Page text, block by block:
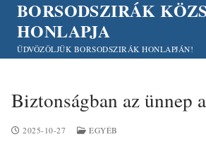
Ugrás
tartalomra
BORSODSZIRÁK
HONLAPJA
ÜDVÖZÖLJÜK BORSODSZIRÁK HONLAPJÁN!
Biztonságban az ünnep
2025-10-27 EGYÉB